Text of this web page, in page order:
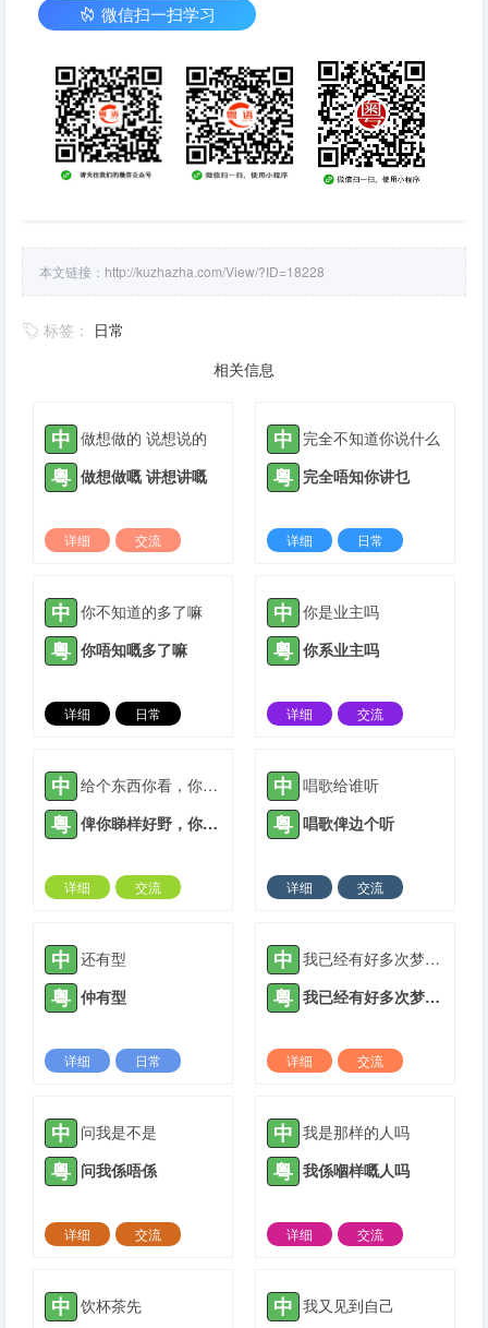
微信扫一扫学习
本文链接： http://kuzhazha.com/View/?ID=18228
标签： 日常
相关信息
中 做想做的 说想说的
粤 做想做嘅 讲想讲嘅
详细
交流
中 完全不知道你说什么
粤 完全唔知你讲乜
详细
日常
中 你不知道的多了嘛
粤 你唔知嘅多了嘛
详细
日常
中 你是业主吗
粤 你系业主吗
详细
交流
中 给个东西你看，你一定喜欢
粤 俾你睇样好野，你实中意葛！
详细
交流
中 唱歌给谁听
粤 唱歌俾边个听
详细
交流
中 还有型
粤 仲有型
详细
日常
中 我已经有好多次梦到你在我家
粤 我已经有好多次梦到你喺我家
详细
交流
中 问我是不是
粤 问我係唔係
详细
交流
中 我是那样的人吗
粤 我係嗰样嘅人吗
详细
交流
中 饮杯茶先 中 我又见到自己